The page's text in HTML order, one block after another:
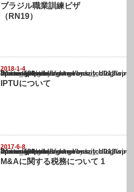
ブラジル職業訓練ビザ
（RN19）
2018-1-4
Warning
: Undefined array key "show_category" in
/home/netst/kuno-cpa.co.jp/public_html/brazil_blog/wp-content/themes/
on line183
IPTUについて
2017-6-8
Warning
: Undefined array key "show_category" in
/home/netst/kuno-cpa.co.jp/public_html/brazil_blog/wp-content/themes/
on line183
M&Aに関する税務について 1